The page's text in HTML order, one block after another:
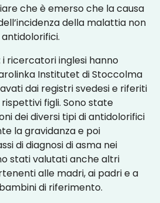
che è emerso che la causa
della malattia non
i ricercatori inglesi hanno
Institutet di Stoccolma
dai registri svedesi e riferiti
figli. Sono state
dei diversi tipi di antidolorifici
la gravidanza e poi
di diagnosi di asma nei
stati valutati anche altri
alle madri, ai padri e a
di riferimento.